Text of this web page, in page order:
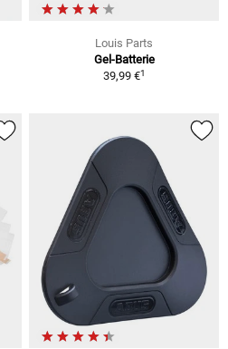
Louis Parts
Gel-Batterie
39,99 €1